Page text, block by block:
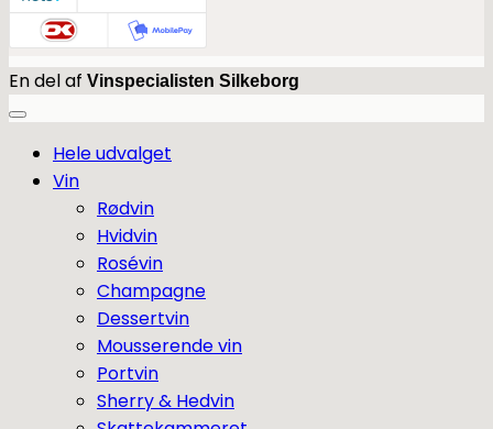
En del af Vinspecialisten Silkeborg
Hele udvalget
Vin
Rødvin
Hvidvin
Rosévin
Champagne
Dessertvin
Mousserende vin
Portvin
Sherry & Hedvin